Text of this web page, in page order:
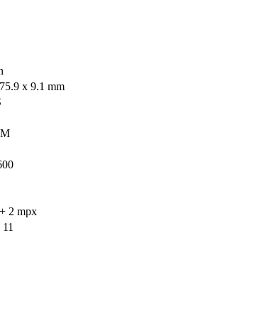
x 9.1 mm
2 mpx